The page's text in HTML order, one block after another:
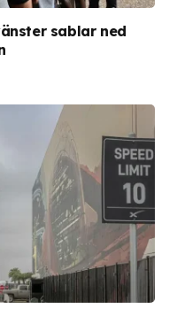
sablar ned